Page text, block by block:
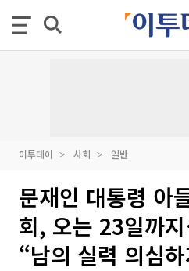
이투데이 사회 일반
문재인 대통령 아
회, 오는 23일까
“남의 실력 의심